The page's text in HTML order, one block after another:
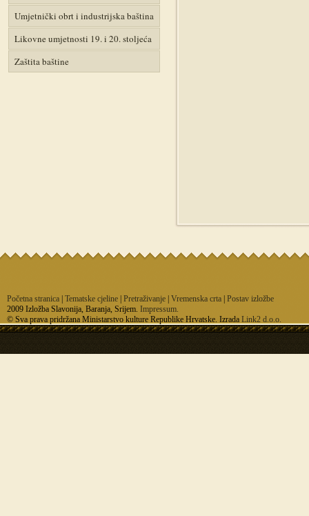
Umjetnički obrt i industrijska baština
Likovne umjetnosti 19. i 20. stoljeća
Zaštita baštine
Početna stranica Tematske cjeline Pretraživanje Vremenska crta Postav izložbe
2009 Izložba Slavonija, Baranja, Srijem. Impressum.
© Sva prava pridržana Ministarstvo kulture Republike Hrvatske. Izrada Link2 d.o.o.